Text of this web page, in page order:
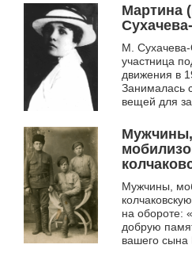
Мартина
М.
участница
движения в
Занималась
вещей для
работала в
типографии,
листов...
Мужчины,
Мужчины,
на обороте:
добрую
вашего сына